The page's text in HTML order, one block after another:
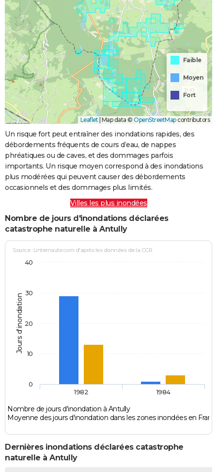
Faible
Moyen
Fort
Leaflet | Map data © OpenStreetMapcontributors
Un risque fort peut entraîner des inondations rapides, des
débordements fréquents de cours d’eau, de nappes
phréatiques ou de caves, et des dommages parfois
importants. Un risque moyen correspond à des inondations
plus modérées qui peuvent causer des débordements
occasionnels et des dommages plus limités.
Villes les plus inondées
Nombre de jours d'inondations déclarées
catastrophe naturelle à Antully
Jours d'inondation
Source : Linternaute.com d'après les données de la CCR
Nombre de jours d'inondation à Antully
Moyenne des jours d'inondation dans les zones inondées en
1982 1984
0
10
20
30
40
Dernières inondations déclarées catastrophe
naturelle à Antully